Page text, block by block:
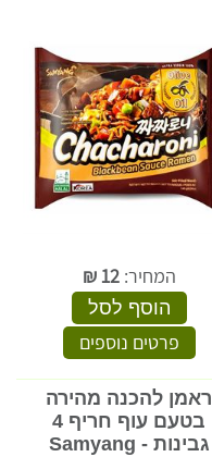
המחיר:12
₪
הוסף לסל
פרטים נוספים
ראמן להכנה מהירה
בטעם עוף חריף 4
גבינות - Samyang